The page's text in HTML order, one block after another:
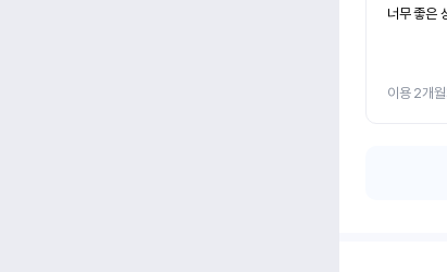
너무 좋은
이용 2개